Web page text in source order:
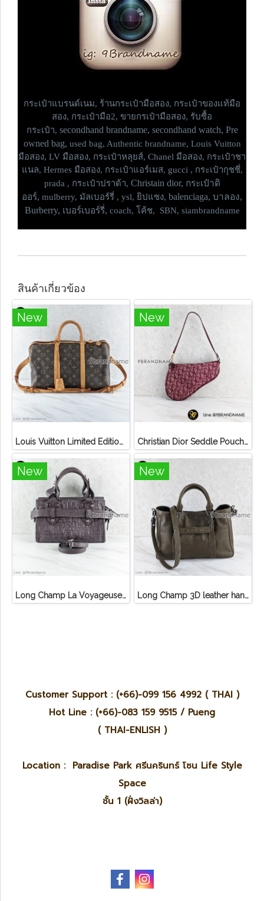
กระเป๋าแบรนด์เนม, ร้านกระเป๋ามือสอง, กระเป๋าของแท้มือ
สอง, กระเป๋ามือ2, ขายกรเป๋ามือสอง, รับซื้อ
กระเป๋า, secondhand brandname, secondhand watch, Pre
owned bag, used bag, Authentic brandname, Louis Vuitton
มือสอง, LV มือสอง, กระเป๋าหลุยส์, Chanel มือสอง, กระเป๋าชา
แนล, Hermes มือสอง, กระเป๋าแอร์เมส, gucci , กระเป๋ากุชชี่,
prada , กระเป๋าปราด้า, Christain dior, กระเป๋าดิ
ออร์, mulberry, มัลเบอร์รี่ , ysl, ยิปแซง, balenciaga, บาลอง,
Burberry, เบอร์เบอร์รี่, coach, โค้ช, SBN, siambrandname
สินค้าเกี่ยวข้อง
New
Louis Vuitton Limited Edition Monogram Canvas Sofia Coppola SC Bag
New
Christian Dior Seddle Pouch Accessory Hand Bag
New
Long Champ La Voyageuse Bag Leather
New
Long Champ 3D leather handbag
Customer Support : (+66)-099 156 4992 ( THAI )
Hot Line : (+66)-083 159 9515 / Pueng
( THAI-ENLISH )
Location : Paradise Park ศรีนครินทร์ โซน Life Style
Space
ชั้น 1 (ฝั่งวิลล่า)